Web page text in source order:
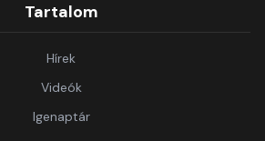
Tartalom
Hírek
Videók
Igenaptár